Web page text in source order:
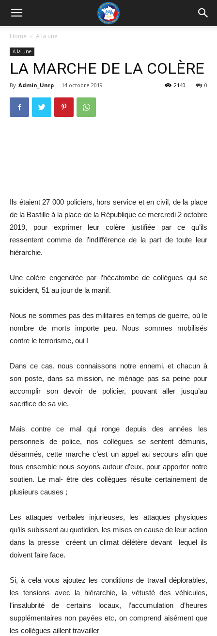
UNRP
Home A la une
A la une
LA MARCHE DE LA COLÈRE
By Admin_Unrp - 14 octobre 2019 0
2140
Ils étaient 27 000 policiers, hors service et en civil, de la place
de la Bastille à la place de la République ce mercredi 2 octobre
2019, pour exprimer leur colère justifiée par ce qu’ils
ressentent comme de l’indifférence de la part de toute leur
hiérarchie.
Une colère engendrée par l’hécatombe de collègues qui se
suicident, 51 au jour de la manif.
Nous ne sommes pas des militaires en temps de guerre, où le
nombre de morts importe peu. Nous sommes mobilisés
contre le terrorisme, oui !
Dans ce cas, nous connaissons notre ennemi, et chacun à
son poste, dans sa mission, ne ménage pas sa peine pour
accomplir son devoir de policier, pouvant aller jusqu’au
sacrifice de sa vie.
Mais contre ce mal qui ronge depuis des années les
personnels de police, nos collègues se sentent démunis,
désarmés, cette marche c’est un appel au secours afin que
tous ensemble nous soyons autour d’eux, pour apporter notre
soutien. Le mal- être des collègues résulte certainement de
plusieurs causes ;
Les attaques verbales injurieuses, les attaques physiques
qu’ils subissent au quotidien, les mises en cause de leur action
dans la presse créent un climat délétère devant lequel ils
doivent faire face.
Si, à cela vous ajoutez les conditions de travail déplorables,
les tensions avec la hiérarchie, la vétusté des véhicules,
l’insalubrité de certains locaux, l’accumulation d’heures
supplémentaires non payées etc, on comprend aisément que
les collègues aillent travailler